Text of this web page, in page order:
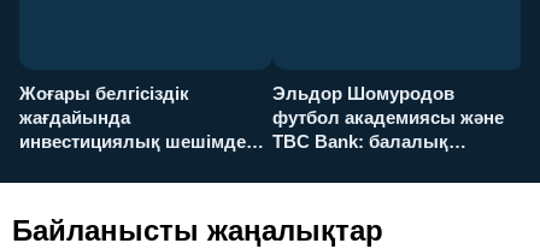
Жоғары белгісіздік
жағдайында
инвестициялық шешімдер
Эльдор Шомуродов
футбол академиясы және
TBC Bank: балалық
Байланысты жаңалықтар